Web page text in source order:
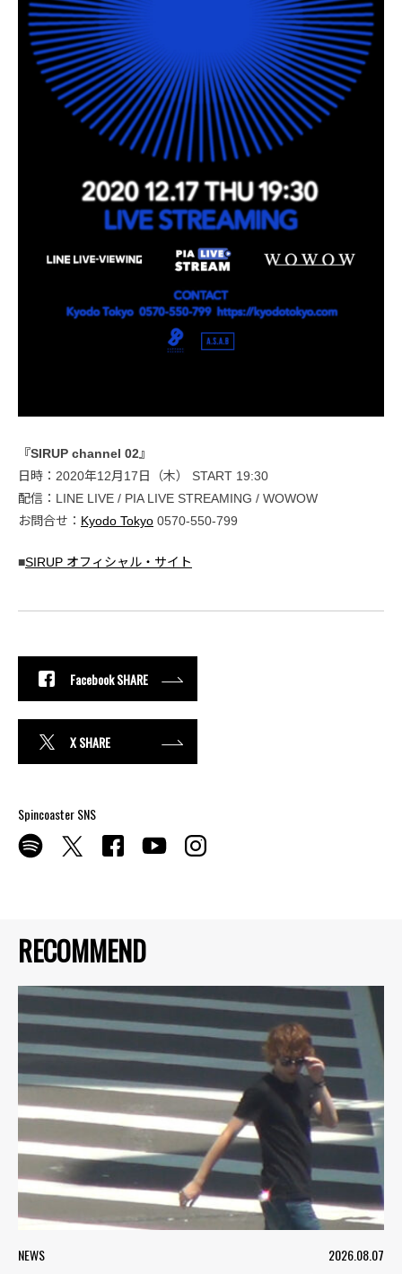
RECOMMEND
NEWS 2026.08.07
『SIRUP channel 02』
日時：2020年12月17日（木） START 19:30
配信：LINE LIVE / PIA LIVE STREAMING / WOWOW
お問合せ： Kyodo Tokyo 0570-550-799
■SIRUP オフィシャル・サイト
Facebook SHARE
X SHARE
Spincoaster SNS